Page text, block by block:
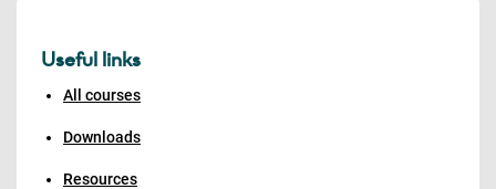
Useful links
All courses
Downloads
Resources